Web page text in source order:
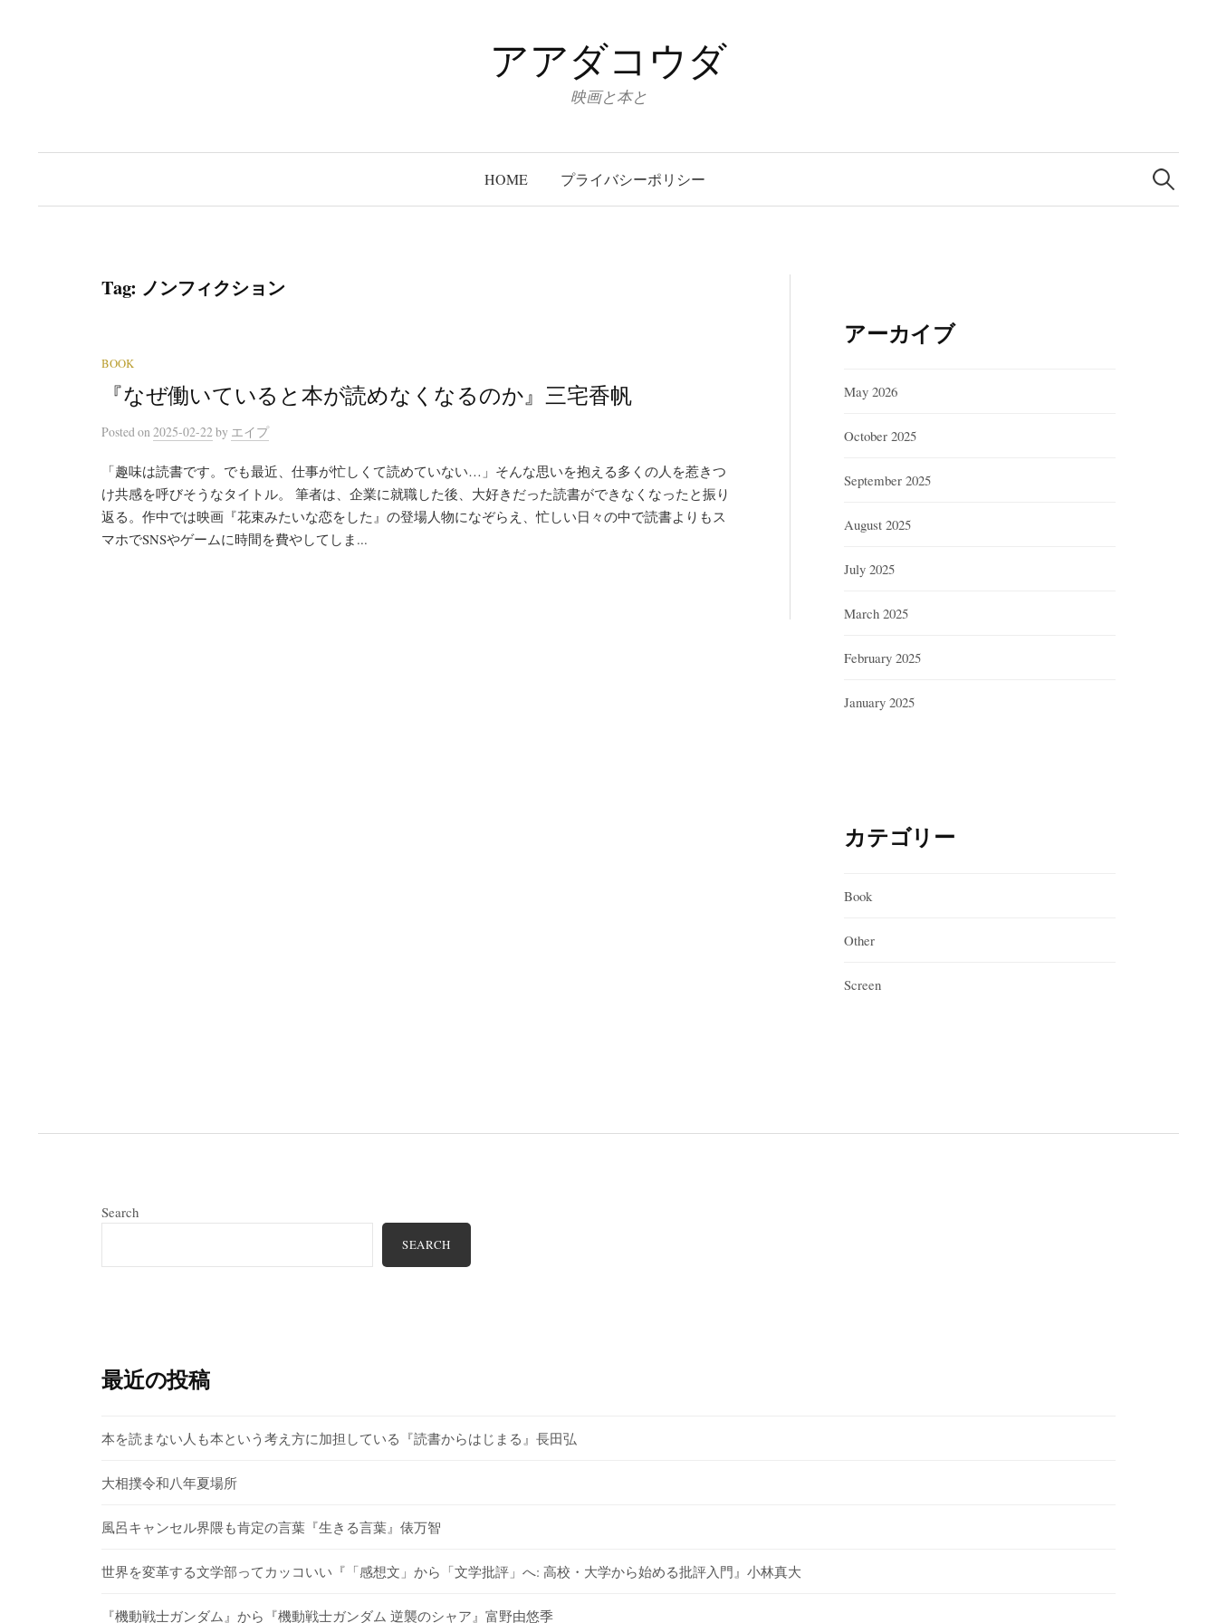
アアダコウダ
映画と本と
HOME プライバシーポリシー
Search
for:
Tag: ノンフィクション
BOOK
『なぜ働いていると本が読めなくなるのか』三宅香帆
Postedon 2025-02-22by エイプ
「趣味は読書です。でも最近、仕事が忙しくて読めていない…」そんな思いを抱える多くの人を惹きつ
け共感を呼びそうなタイトル。 筆者は、企業に就職した後、大好きだった読書ができなくなったと振り
返る。作中では映画『花束みたいな恋をした』の登場人物になぞらえ、忙しい日々の中で読書よりもス
マホでSNSやゲームに時間を費やしてしま...
アーカイブ
May 2026
October 2025
September 2025
August 2025
July 2025
March 2025
February 2025
January 2025
カテゴリー
Book
Other
Screen
Search
SEARCH
最近の投稿
本を読まない人も本という考え方に加担している『読書からはじまる』長田弘
大相撲令和八年夏場所
風呂キャンセル界隈も肯定の言葉『生きる言葉』俵万智
世界を変革する文学部ってカッコいい『「感想文」から「文学批評」へ: 高校・大学から始める批評入門』小林真大
『機動戦士ガンダム』から『機動戦士ガンダム 逆襲のシャア』富野由悠季